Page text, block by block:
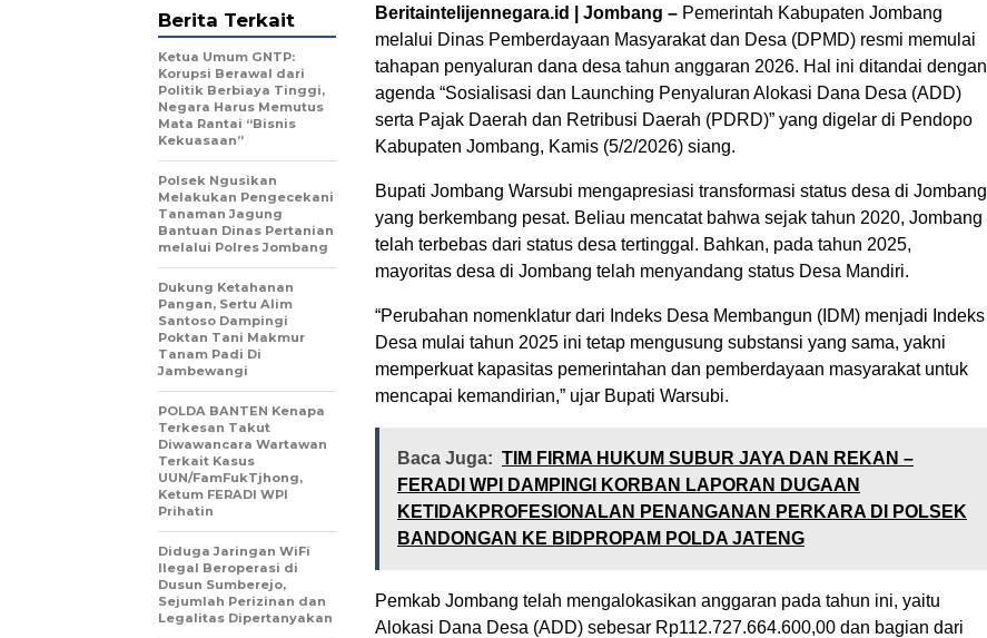
Beritaintelijennegara.id | Jombang – Pemerintah Kabupaten Jombang
melalui Dinas Pemberdayaan Masyarakat dan Desa (DPMD) resmi memulai
tahapan penyaluran dana desa tahun anggaran 2026. Hal ini ditandai dengan
agenda “Sosialisasi dan Launching Penyaluran Alokasi Dana Desa (ADD)
serta Pajak Daerah dan Retribusi Daerah (PDRD)” yang digelar di Pendopo
Kabupaten Jombang, Kamis (5/2/2026) siang.
Bupati Jombang Warsubi mengapresiasi transformasi status desa di Jombang
yang berkembang pesat. Beliau mencatat bahwa sejak tahun 2020, Jombang
telah terbebas dari status desa tertinggal. Bahkan, pada tahun 2025,
mayoritas desa di Jombang telah menyandang status Desa Mandiri.
“Perubahan nomenklatur dari Indeks Desa Membangun (IDM) menjadi Indeks
Desa mulai tahun 2025 ini tetap mengusung substansi yang sama, yakni
memperkuat kapasitas pemerintahan dan pemberdayaan masyarakat untuk
mencapai kemandirian,” ujar Bupati Warsubi.
Baca Juga: TIM FIRMA HUKUM SUBUR JAYA DAN REKAN –
FERADI WPI DAMPINGI KORBAN LAPORAN DUGAAN
KETIDAKPROFESIONALAN PENANGANAN PERKARA DI POLSEK
BANDONGAN KE BIDPROPAM POLDA JATENG
Pemkab Jombang telah mengalokasikan anggaran pada tahun ini, yaitu
Alokasi Dana Desa (ADD) sebesar Rp112.727.664.600,00 dan bagian dari
Berita Terkait
Ketua Umum GNTP:
Korupsi Berawal dari
Politik Berbiaya Tinggi,
Negara Harus Memutus
Mata Rantai “Bisnis
Kekuasaan”
Polsek Ngusikan
Melakukan Pengecekani
Tanaman Jagung
Bantuan Dinas Pertanian
melalui Polres Jombang
Dukung Ketahanan
Pangan, Sertu Alim
Santoso Dampingi
Poktan Tani Makmur
Tanam Padi Di
Jambewangi
POLDA BANTEN Kenapa
Terkesan Takut
Diwawancara Wartawan
Terkait Kasus
UUN/FamFukTjhong,
Ketum FERADI WPI
Prihatin
Diduga Jaringan WiFi
Ilegal Beroperasi di
Dusun Sumberejo,
Sejumlah Perizinan dan
Legalitas Dipertanyakan